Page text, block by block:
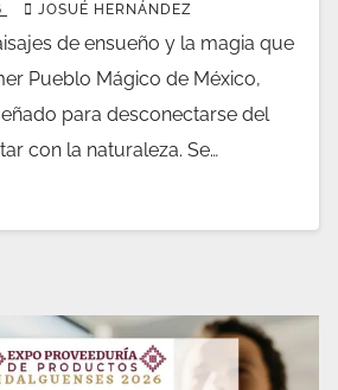
JOSUÉ HERNÁNDEZ
de ensueño y la magia que
Pueblo Mágico de México,
para desconectarse del
con la naturaleza. Se…